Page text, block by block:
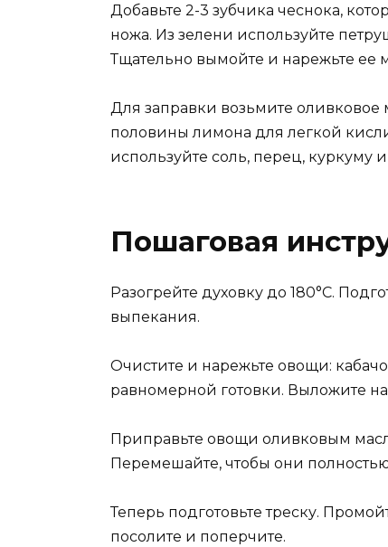
Добавьте 2-3 зубчика чеснока,
ножа. Из зелени используйте
Тщательно вымойте и нарежьте ее
Для заправки возьмите
половины лимона для легкой
используйте соль, перец, куркуму
Пошаговая
Разогрейте духовку до 180°C.
выпекания.
Очистите и нарежьте овощи:
равномерной готовки. Выложите
Приправьте овощи оливковым
Перемешайте, чтобы они
Теперь подготовьте треску.
посолите и поперчите.